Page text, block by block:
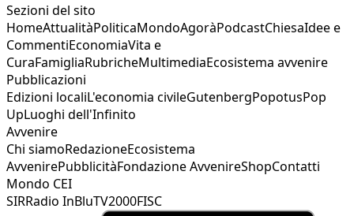
Sezioni del sito
HomeAttualitàPoliticaMondoAgoràPodcastChiesaIdee e
CommentiEconomiaVita e
CuraFamigliaRubricheMultimediaEcosistema avvenire
Pubblicazioni
Edizioni localiL'economia civileGutenbergPopotusPop
UpLuoghi dell'Infinito
Avvenire
Chi siamoRedazioneEcosistema
AvvenirePubblicitàFondazione AvvenireShopContatti
Mondo CEI
SIRRadio InBluTV2000FISC